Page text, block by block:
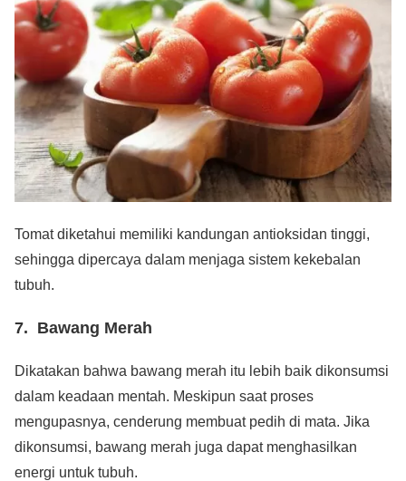
Tomat diketahui memiliki kandungan antioksidan tinggi,
sehingga dipercaya dalam menjaga sistem kekebalan
tubuh.
7. Bawang Merah
Dikatakan bahwa bawang merah itu lebih baik dikonsumsi
dalam keadaan mentah. Meskipun saat proses
mengupasnya, cenderung membuat pedih di mata. Jika
dikonsumsi, bawang merah juga dapat menghasilkan
energi untuk tubuh.